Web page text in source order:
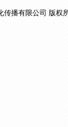
传播有限公司 版